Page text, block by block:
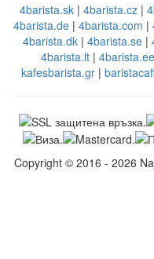
4barista.sk| 4barista.cz|
4barista.de | 4barista.com |
4barista.dk | 4barista.se |
4barista.lt | 4barista.ee
kafesbarista.gr|
Copyright © 2016 - 2026